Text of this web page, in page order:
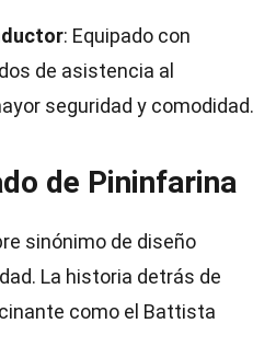
: Equipado con
de asistencia al
seguridad y comodidad.
de Pininfarina
sinónimo de diseño
La historia detrás de
como el Battista